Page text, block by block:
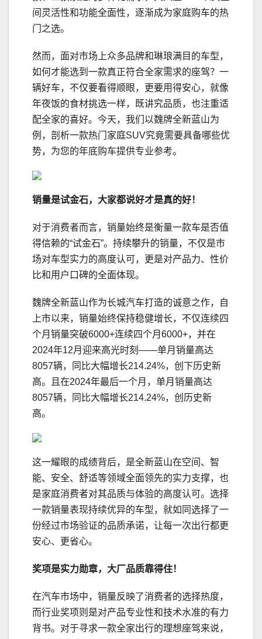
间灵活性和功能全面性，逐渐成为家庭购车的热
门之选。
然而，面对市场上众多品牌和琳琅满目的车型，
如何才能选到一款真正符合全家需求的座驾？一
辆好车，不仅要看得顺眼，更要用得安心，就像
年夜饭的食材挑选一样，既讲究品质，也注重适
配全家的喜好。今天，我们以魏牌全新蓝山为
例，剖析一款热门家庭SUV究竟需要具备哪些优
势，为您的年底购车提供专业参考。
销量是试金石， 大家都说好才是真的好！
对于消费者而言，销量始终是衡量一款车是否值
得信赖的“试金石”。持续攀升的销量，不仅是市
场对车型实力的高度认可，更是对产品力、性价
比和用户口碑的全面体现。
魏牌全新蓝山作为长城汽车打造的诚意之作，自
上市以来，销量始终保持稳健增长，不仅连续四
个月销量突破6000+连续四个月6000+，并在
2024年12月迎来高光时刻——单月销量高达
8057辆，同比大幅增长214.24%，创下历史新
高。且在2024年最后一个月，单月销量高达
8057辆，同比大幅增长214.24%，创历史新
高。
这一耀眼的成绩背后，是全新蓝山在空间、智
能、安全、舒适等领域全面领先的实力支撑，也
是家庭消费者对其品质与体验的高度认可。选择
一款销量表现持续优异的车型，就如同选择了一
份经过市场验证的品质承诺，让每一次出行都更
安心、更省心。
奖项是实力勋章，大厂品质靠得住！
在汽车市场中，销量反映了消费者的选择热度，
而行业奖项则是对产品专业性和技术水准的有力
背书。对于寻求一款全家出行的理想座驾来说，